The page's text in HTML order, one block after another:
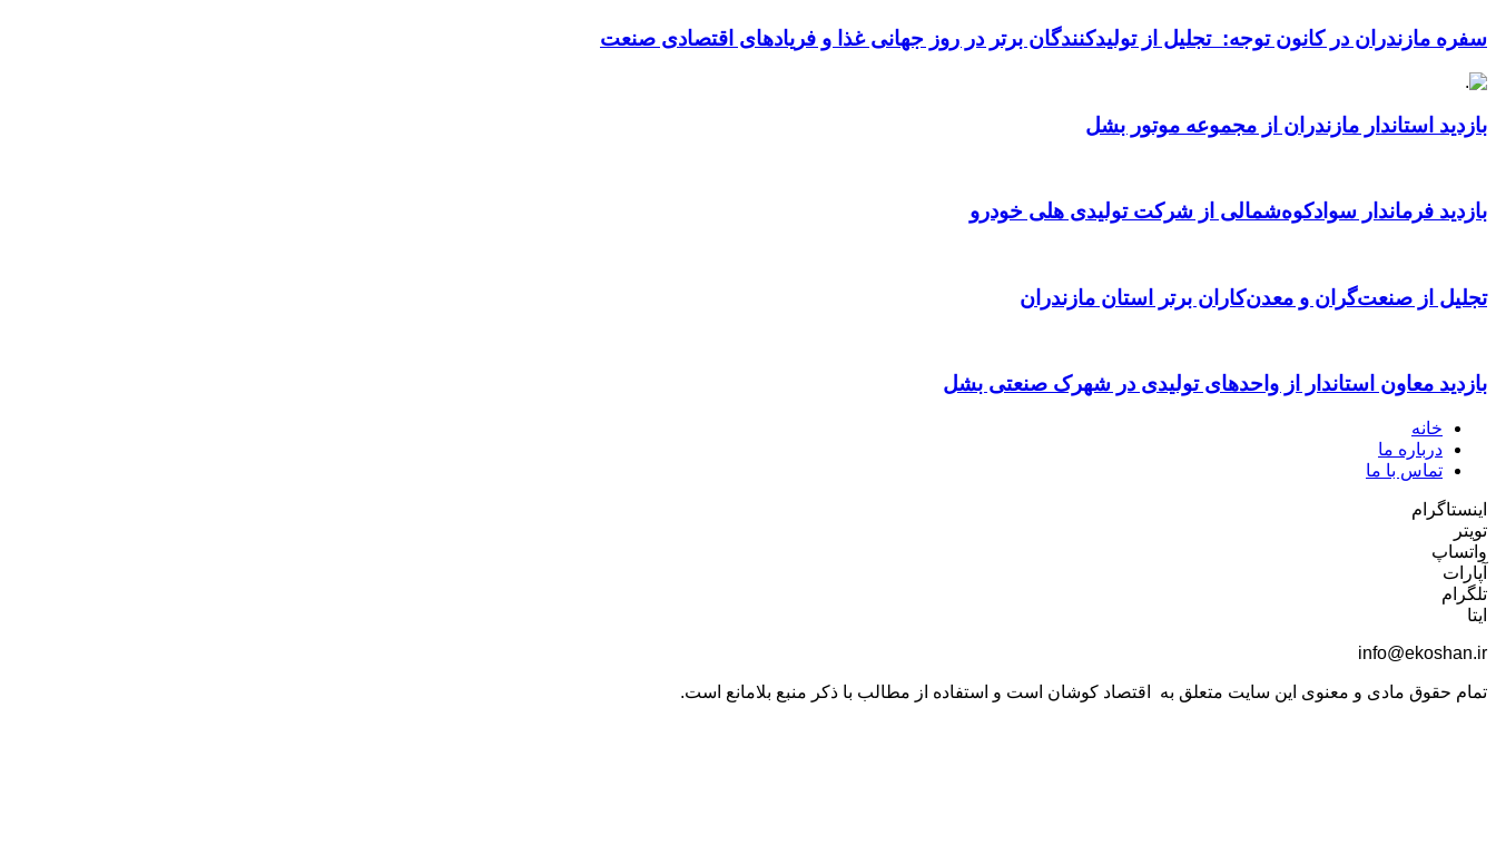
سفره مازندران در کانون توجه: تجلیل از تولیدکنندگان برتر در روز جهانی غذا و فریادهای اقتصادی صنعت
بازدید استاندار مازندران از مجموعه موتور بشل
بازدید فرماندار سوادکوه‌شمالی از شرکت تولیدی هلی خودرو
تجلیل از صنعت‌گران و معدن‌کاران برتر استان مازندران
بازدید معاون استاندار از واحدهای تولیدی در شهرک صنعتی بشل
خانه
درباره ما
تماس با ما
اینستاگرام
تویتر
واتساپ
آپارات
تلگرام
ایتا
info@ekoshan.ir
تمام حقوق مادی و معنوی این سایت متعلق به اقتصاد کوشان است و استفاده از مطالب با ذکر منبع بلامانع است.